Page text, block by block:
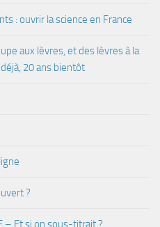
: ouvrir la science en France
aux lèvres, et des lèvres à la
20 ans bientôt
?
– Et si on sous-titrait ?